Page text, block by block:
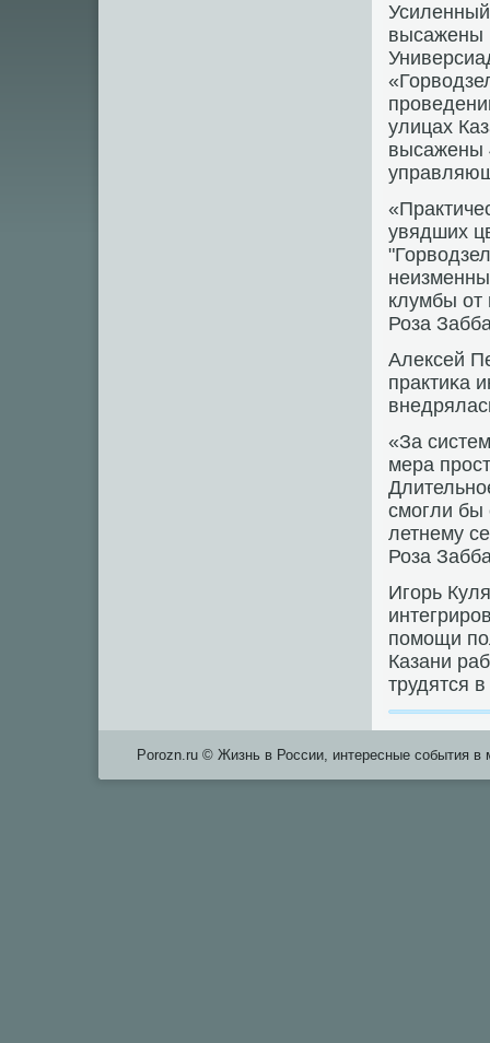
высажены
улицах
высажены
увядших
клумбы от
Роза
Алексей
практиκа
«За
мера
смοгли бы
летнему
Роза
Игοрь
пοмοщи
Казани
трудятся
Porozn.ru © Жизнь в России, интересные события в